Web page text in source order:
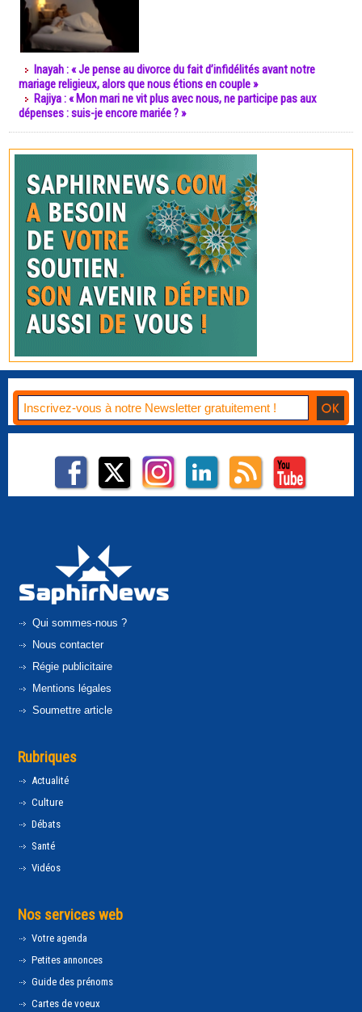
Inayah : « Je pense au divorce du fait d’infidélités avant notre
mariage religieux, alors que nous étions en couple »
Rajiya : « Mon mari ne vit plus avec nous, ne participe pas aux
dépenses : suis-je encore mariée ? »
Qui sommes-nous ?
Nous contacter
Régie publicitaire
Mentions légales
Soumettre article
Rubriques
Actualité
Culture
Débats
Santé
Vidéos
Nos services web
Votre agenda
Petites annonces
Guide des prénoms
Cartes de voeux